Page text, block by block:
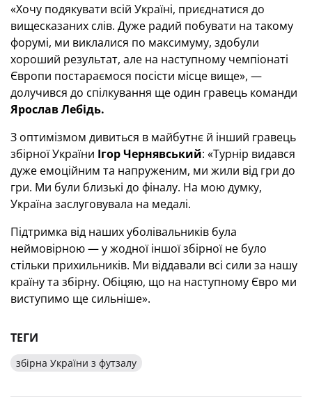
«Хочу подякувати всій Україні, приєднатися до
вищесказаних слів. Дуже радий побувати на такому
форумі, ми виклалися по максимуму, здобули
хороший результат, але на наступному чемпіонаті
Європи постараємося посісти місце вище», —
долучився до спілкування ще один гравець команди
Ярослав Лебідь.
З оптимізмом дивиться в майбутнє й інший гравець
збірної України Ігор Чернявський: «Турнір видався
дуже емоційним та напруженим, ми жили від гри до
гри. Ми були близькі до фіналу. На мою думку,
Україна заслуговувала на медалі.
Підтримка від наших уболівальників була
неймовірною — у жодної іншої збірної не було
стільки прихильників. Ми віддавали всі сили за нашу
країну та збірну. Обіцяю, що на наступному Євро ми
виступимо ще сильніше».
ТЕГИ
збірна України з футзалу